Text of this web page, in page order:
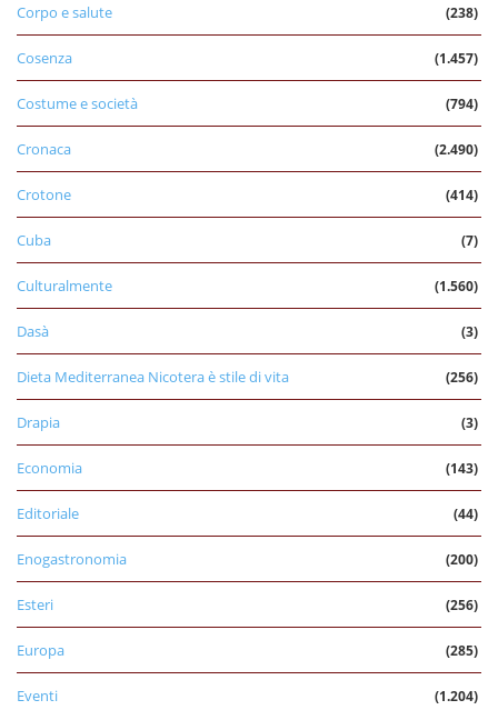
Corpo e salute (238)
Cosenza (1.457)
Costume e società (794)
Cronaca (2.490)
Crotone (414)
Cuba (7)
Culturalmente (1.560)
Dasà (3)
Dieta Mediterranea Nicotera è stile di vita (256)
Drapia (3)
Economia (143)
Editoriale (44)
Enogastronomia (200)
Esteri (256)
Europa (285)
Eventi (1.204)